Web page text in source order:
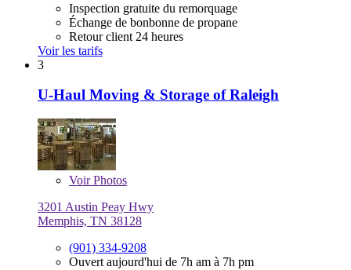
Inspection gratuite du remorquage
Échange de bonbonne de propane
Retour client 24 heures
Voir les tarifs
3
U-Haul Moving & Storage of Raleigh
VoirPhotos
3201 Austin Peay Hwy
Memphis, TN 38128
(901) 334-9208
Ouvert aujourd'hui de 7h am à 7h pm